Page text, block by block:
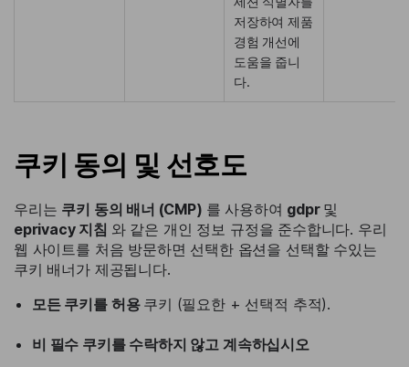
저장하여 제품
경험 개선에
도움을 줍니
다.
쿠키 동의 및 선호도
우리는 쿠키 동의 배너 (CMP) 를 사용하여 gdpr 및
eprivacy 지침 와 같은 개인 정보 규정을 준수합니다. 우리
웹 사이트를 처음 방문하면 선택한 옵션을 선택할 수있는
쿠키 배너가 제공됩니다.
모든 쿠키를 허용 쿠키 (필요한 + 선택적 추적).
비 필수 쿠키를 수락하지 않고 계속하십시오